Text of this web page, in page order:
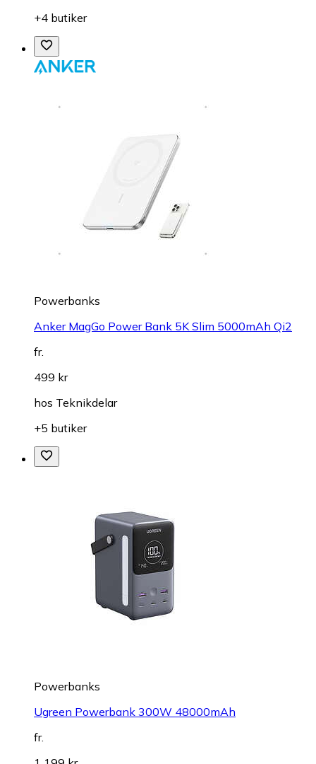
+4 butiker
Powerbanks
Anker MagGo Power Bank 5K Slim 5000mAh Qi2
fr.
499 kr
hos Teknikdelar
+5 butiker
Powerbanks
Ugreen Powerbank 300W 48000mAh
fr.